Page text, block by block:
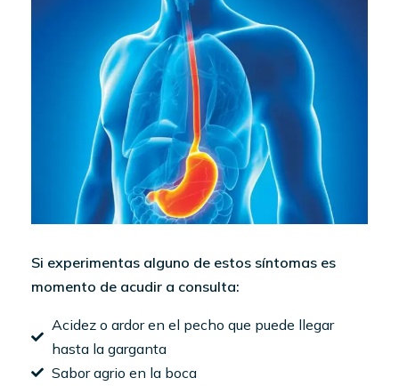
Si experimentas alguno de estos síntomas es
momento de acudir a consulta:
Acidez o ardor en el pecho que puede llegar
hasta la garganta
Sabor agrio en la boca